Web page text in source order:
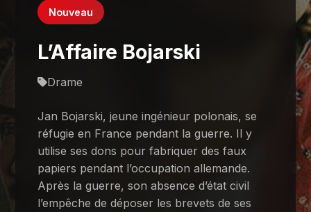
Nouveau
L’Affaire Bojarski
Drame
Jan Bojarski, jeune ingénieur polonais, se
réfugie en France pendant la guerre. Il y
utilise ses dons pour fabriquer des faux
papiers pendant l’occupation allemande.
Après la guerre, son absence d’état civil
l’empêche de déposer les brevets de ses